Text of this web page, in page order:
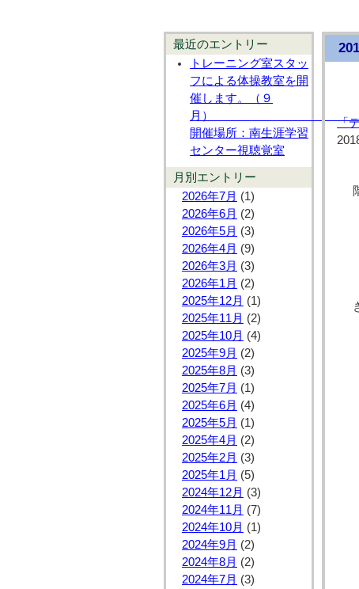
最近のエントリー
トレーニング室スタッ
フによる体操教室を開
催します。（９
開催場所：南生涯学習
センター視聴覚室
月別エントリー
2026年7月 (1)
2026年6月 (2)
2026年5月 (3)
2026年4月 (9)
2026年3月 (3)
2026年1月 (2)
2025年12月 (1)
2025年11月 (2)
2025年10月 (4)
2025年9月 (2)
2025年8月 (3)
2025年7月 (1)
2025年6月 (4)
2025年5月 (1)
2025年4月 (2)
2025年2月 (3)
2025年1月 (5)
2024年12月 (3)
2024年11月 (7)
2024年10月 (1)
2024年9月 (2)
2024年8月 (2)
2024年7月 (3)
「